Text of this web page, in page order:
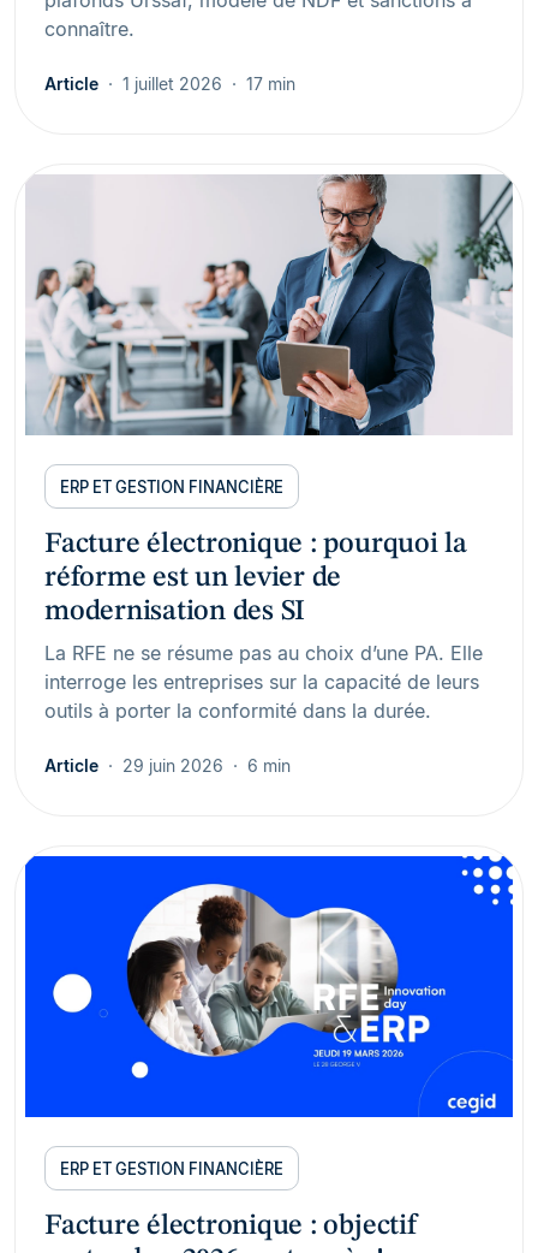
connaître.
Article 1 juillet 2026 17 min
ERP ET GESTION FINANCIÈRE
Facture électronique : pourquoi la
réforme est un levier de
modernisation des SI
La RFE ne se résume pas au choix d’une PA. Elle
interroge les entreprises sur la capacité de leurs
outils à porter la conformité dans la durée.
Article 29 juin 2026 6 min
ERP ET GESTION FINANCIÈRE
Facture électronique : objectif